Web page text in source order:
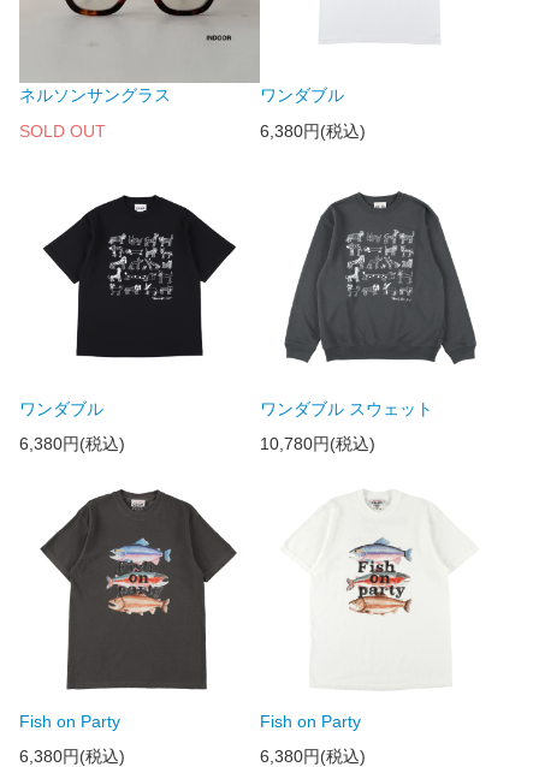
ネルソンサングラス
SOLD OUT
ワンダブル
6,380円(税込)
ワンダブル
6,380円(税込)
ワンダブル スウェット
10,780円(税込)
Fish on Party
6,380円(税込)
Fish on Party
6,380円(税込)